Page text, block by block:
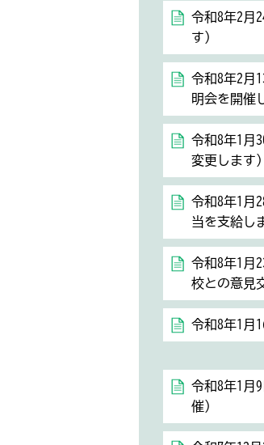
令和8年2月
す）
令和8年2月
明会を開催
令和8年1月
変更します）
令和8年1月
当を支給し
令和8年1月
校との意見
令和8年1月
令和8年1月
催）